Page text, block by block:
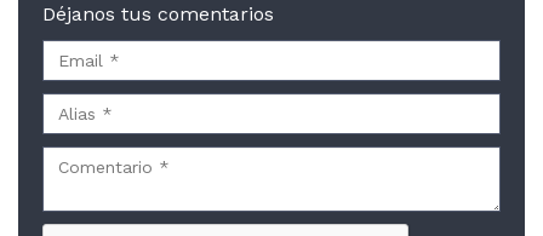
Déjanos tus comentarios